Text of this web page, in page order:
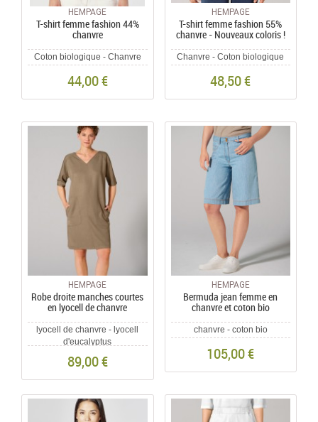
HEMPAGE
T-shirt femme fashion 44%
chanvre
Coton biologique - Chanvre
44,00 €
HEMPAGE
T-shirt femme fashion 55%
chanvre - Nouveaux coloris !
Chanvre - Coton biologique
48,50 €
HEMPAGE
Robe droite manches courtes
en lyocell de chanvre
lyocell de chanvre - lyocell
d'eucalyptus
89,00 €
HEMPAGE
Bermuda jean femme en
chanvre et coton bio
chanvre - coton bio
105,00 €